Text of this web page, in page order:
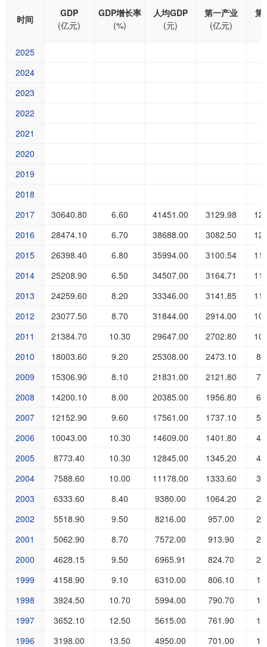
时间
GDP
(亿元)
GDP增长率
(%)
人均GDP
(元)
第一产业
(亿元)
第
2025
2024
2023
2022
2021
2020
2019
2018
2017
30640.80 6.60 41451.00 3129.98
2016
28474.10 6.70 38688.00 3082.50
2015
26398.40 6.80 35994.00 3100.54
2014
25208.90 6.50 34507.00 3164.71
2013
24259.60 8.20 33346.00 3141.85
2012
23077.50 8.70 31844.00 2914.00
2011
21384.70 10.30 29647.00 2702.80
2010
18003.60 9.20 25308.00 2473.10
2009
15306.90 8.10 21831.00 2121.80
2008
14200.10 8.00 20385.00 1956.80
2007
12152.90 9.60 17561.00 1737.10
2006
10043.00 10.30 14609.00 1401.80
2005
8773.40 10.30 12845.00 1345.20
2004
7588.60 10.00 11178.00 1333.60
2003
6333.60 8.40 9380.00 1064.20
2002
5518.90 9.50 8216.00 957.00
2001
5062.90 8.70 7572.00 913.90
2000
4628.15 9.50 6965.91 824.70
1999
4158.90 9.10 6310.00 806.10
1998
3924.50 10.70 5994.00 790.70
1997
3652.10 12.50 5615.00 761.90
1996
3198.00 13.50 4950.00 701.00